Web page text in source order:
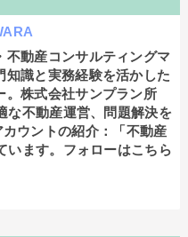
不動産コンサルティングマ
知識と実務経験を活かした
。株式会社サンプラン所
な不動産運営、問題解決を
ウントの紹介：「不動産
います。フォローはこちら